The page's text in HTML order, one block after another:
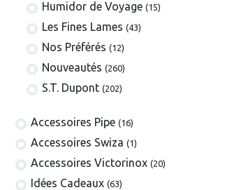
Humidor de Voyage (15)
Les Fines Lames (43)
Nos Préférés (12)
Nouveautés (260)
S.T. Dupont (202)
​​​​​​​​​​Accessoires Pipe (16)
Accessoires Swiza (1)
​​​​​​​​​​Accessoires Victorinox (20)
Idées Cadeaux (63)